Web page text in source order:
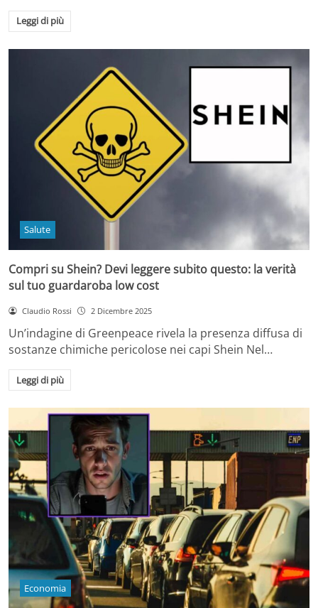
Leggi di più
Salute
Compri su Shein? Devi leggere subito questo: la verità
sul tuo guardaroba low cost
Claudio Rossi 2 Dicembre 2025
Un’indagine di Greenpeace rivela la presenza diffusa di
sostanze chimiche pericolose nei capi Shein Nel…
Leggi di più
Economia